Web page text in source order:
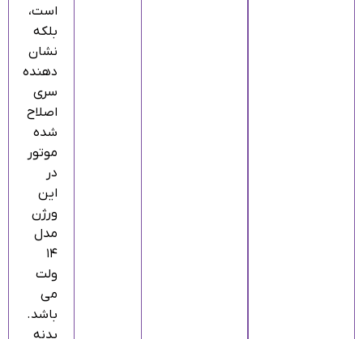
است،
بلکه
نشان‌
دهنده
سری
اصلاح‌
شده
موتور
در
این
ورژن
مدل
۱۴
ولت
می‌
باشد.
بدنه